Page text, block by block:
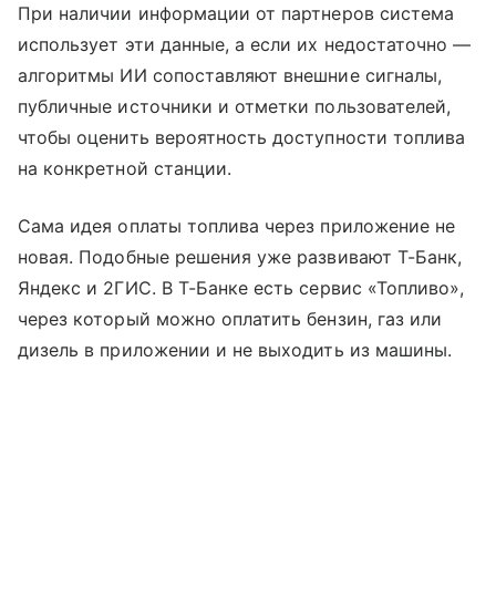
При наличии информации от партнеров система
использует эти данные, а если их недостаточно —
алгоритмы ИИ сопоставляют внешние сигналы,
публичные источники и отметки пользователей,
чтобы оценить вероятность доступности топлива
на конкретной станции.
Сама идея оплаты топлива через приложение не
новая. Подобные решения уже развивают Т-Банк,
Яндекс и 2ГИС. В Т-Банке есть сервис «Топливо»,
через который можно оплатить бензин, газ или
дизель в приложении и не выходить из машины.